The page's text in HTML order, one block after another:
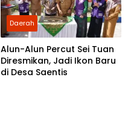
Daerah
Alun-Alun Percut Sei Tuan
Diresmikan, Jadi Ikon Baru
di Desa Saentis